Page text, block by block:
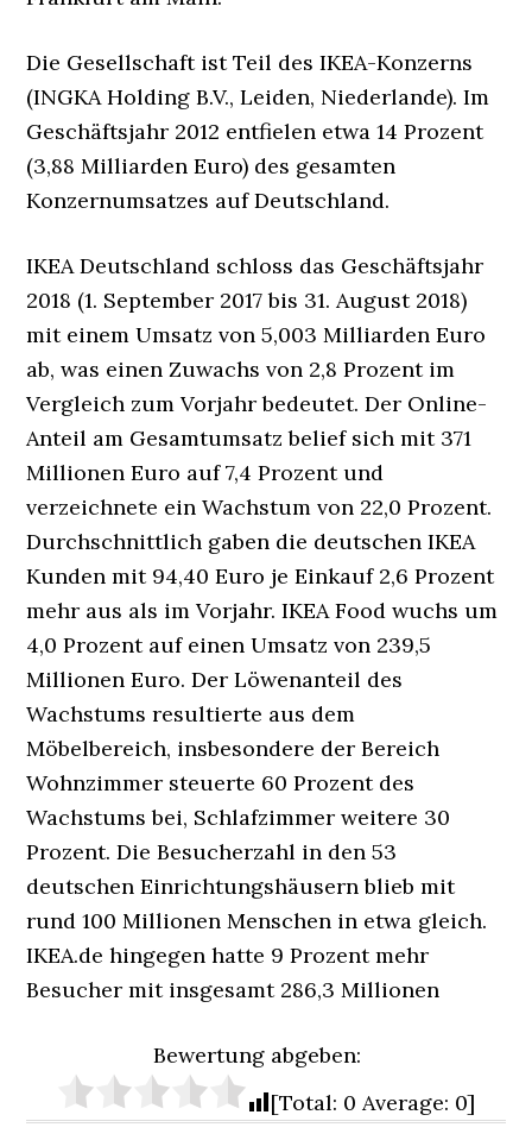
Die Gesellschaft ist Teil des IKEA-Konzerns
(INGKA Holding B.V., Leiden, Niederlande). Im
Geschäftsjahr 2012 entfielen etwa 14 Prozent
(3,88 Milliarden Euro) des gesamten
Konzernumsatzes auf Deutschland.
IKEA Deutschland schloss das Geschäftsjahr
2018 (1. September 2017 bis 31. August 2018)
mit einem Umsatz von 5,003 Milliarden Euro
ab, was einen Zuwachs von 2,8 Prozent im
Vergleich zum Vorjahr bedeutet. Der Online-
Anteil am Gesamtumsatz belief sich mit 371
Millionen Euro auf 7,4 Prozent und
verzeichnete ein Wachstum von 22,0 Prozent.
Durchschnittlich gaben die deutschen IKEA
Kunden mit 94,40 Euro je Einkauf 2,6 Prozent
mehr aus als im Vorjahr. IKEA Food wuchs um
4,0 Prozent auf einen Umsatz von 239,5
Millionen Euro. Der Löwenanteil des
Wachstums resultierte aus dem
Möbelbereich, insbesondere der Bereich
Wohnzimmer steuerte 60 Prozent des
Wachstums bei, Schlafzimmer weitere 30
Prozent. Die Besucherzahl in den 53
deutschen Einrichtungshäusern blieb mit
rund 100 Millionen Menschen in etwa gleich.
IKEA.de hingegen hatte 9 Prozent mehr
Besucher mit insgesamt 286,3 Millionen
Bewertung abgeben:
[Total: 0 Average: 0]